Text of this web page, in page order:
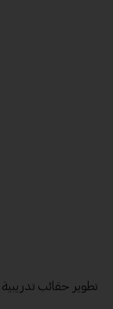
تطوير حقائب تدريبية